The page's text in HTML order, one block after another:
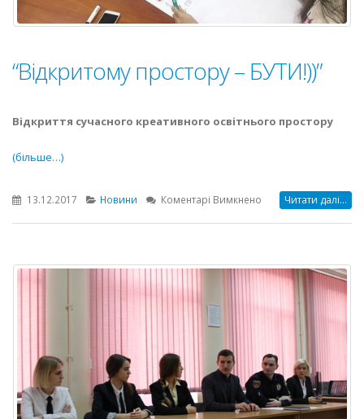
“Відкритому простору – БУТИ!))”
Відкриття сучасного креативного освітнього простору
(більше…)
13.12.2017 Новини Коментарі Вимкнено
БУТИ!))”
Читати далі...